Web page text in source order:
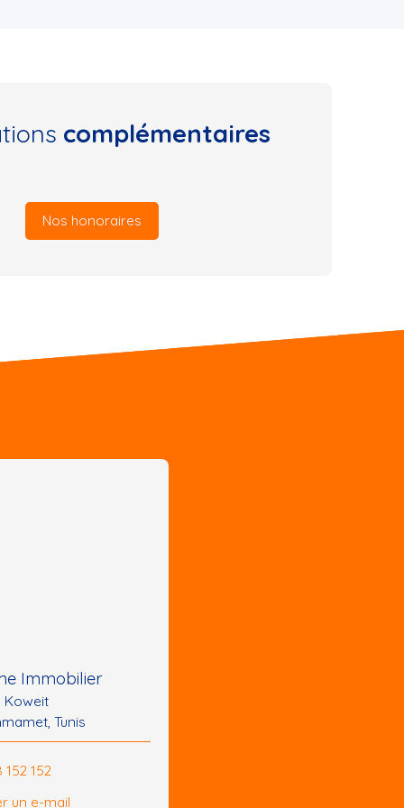
complémentaires
Nos honoraires
Immobilier
Koweit
Tunis
152 152
un e-mail